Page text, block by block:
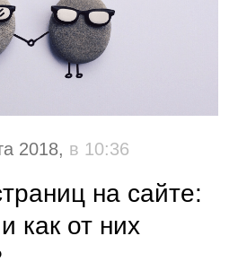
2018, в 10:36
на сайте:
как от них